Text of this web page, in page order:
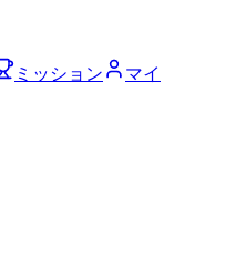
ミッション マイ